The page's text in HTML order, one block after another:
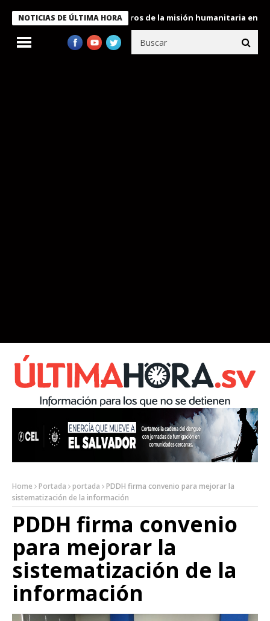
NOTICIAS DE ÚLTIMA HORA
condecora a miembros de la misión humanitaria enviada a
Home Portada portada
PDDH firma convenio para mejorar la
sistematización de la información
PDDH firma convenio
para mejorar la
sistematización de la
información